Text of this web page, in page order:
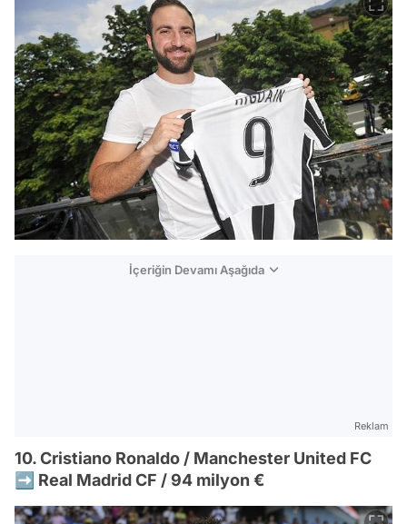
İçeriğin Devamı Aşağıda
Reklam
10. Cristiano Ronaldo / Manchester United FC
➡️ Real Madrid CF / 94 milyon €